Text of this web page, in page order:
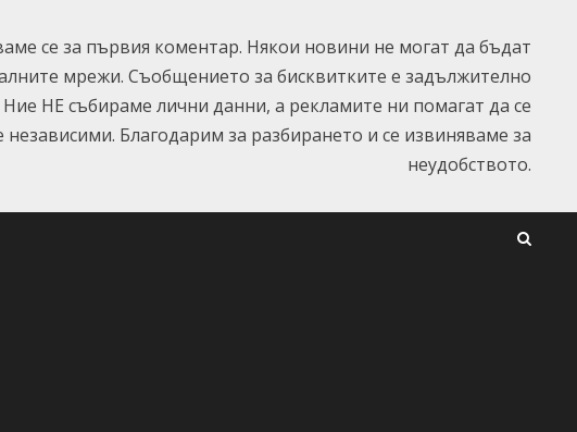
се за първия коментар. Някои новини не могат да бъдат
мрежи. Съобщението за бисквитките е задължително
НЕ събираме лични данни, а рекламите ни помагат да се
Благодарим за разбирането и се извиняваме за
неудобството.